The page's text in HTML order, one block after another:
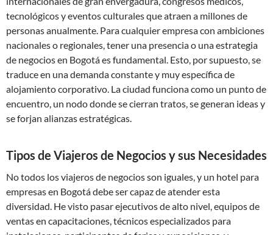
tecnológicos y eventos culturales que atraen a millones de
personas anualmente. Para cualquier empresa con ambiciones
nacionales o regionales, tener una presencia o una estrategia
de negocios en Bogotá es fundamental. Esto, por supuesto, se
traduce en una demanda constante y muy específica de
alojamiento corporativo. La ciudad funciona como un punto de
encuentro, un nodo donde se cierran tratos, se generan ideas y
se forjan alianzas estratégicas.
Tipos de Viajeros de Negocios y sus Necesidades
No todos los viajeros de negocios son iguales, y un hotel para
empresas en Bogotá debe ser capaz de atender esta
diversidad. He visto pasar ejecutivos de alto nivel, equipos de
ventas en capacitaciones, técnicos especializados para